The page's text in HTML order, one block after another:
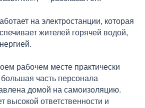
на электростанции, которая
жителей горячей водой,
рабочем месте практически
большая часть персонала
домой на самоизоляцию.
высокой ответственности и